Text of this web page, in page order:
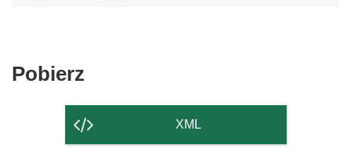
Pobierz
strony
XML